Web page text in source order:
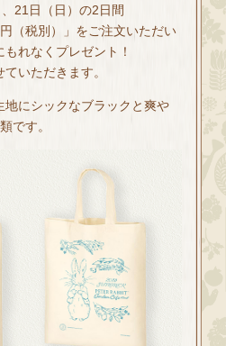
21日（日）の2日間
（税別）」をご注文いただい
れなくプレゼント！
いただきます。
地にシックなブラックと爽や
です。